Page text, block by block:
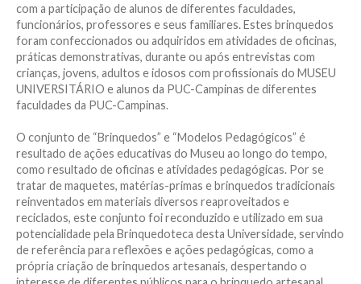
com a participação de alunos de diferentes faculdades,
funcionários, professores e seus familiares. Estes brinquedos
foram confeccionados ou adquiridos em atividades de oficinas,
práticas demonstrativas, durante ou após entrevistas com
crianças, jovens, adultos e idosos com profissionais do MUSEU
UNIVERSITÁRIO e alunos da PUC-Campinas de diferentes
faculdades da PUC-Campinas.
O conjunto de “Brinquedos” e “Modelos Pedagógicos” é
resultado de ações educativas do Museu ao longo do tempo,
como resultado de oficinas e atividades pedagógicas. Por se
tratar de maquetes, matérias-primas e brinquedos tradicionais
reinventados em materiais diversos reaproveitados e
reciclados, este conjunto foi reconduzido e utilizado em sua
potencialidade pela Brinquedoteca desta Universidade, servindo
de referência para reflexões e ações pedagógicas, como a
própria criação de brinquedos artesanais, despertando o